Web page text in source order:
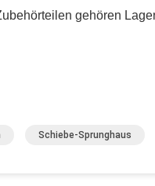
gehören
Schiebe-Sprunghaus